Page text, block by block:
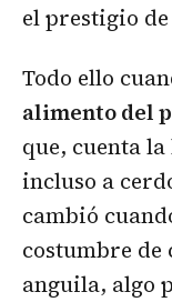
el prestigio de
Todo ello
alimento del
que, cuenta
incluso a
cambió
costumbre de
anguila, algo